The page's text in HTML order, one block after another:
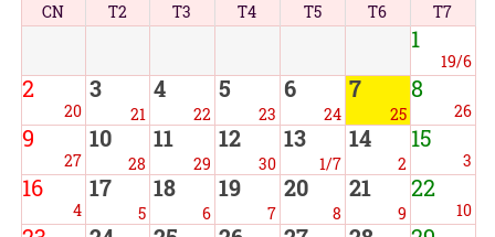
CN T2 T3 T4 T5 T6 T7
1
19/6
2
20
3
21
4
22
5
23
6
24
7
25
8
26
9
27
10
28
11
29
12
30
13
1/7
14
2
15
3
16
4
17
5
18
6
19
7
20
8
21
9
22
10